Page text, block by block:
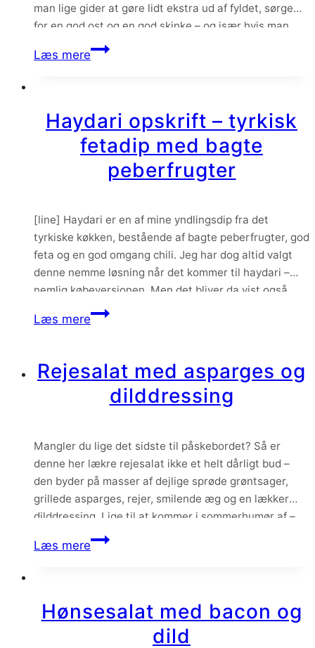
man lige gider at gøre lidt ekstra ud af fyldet, sørge
for en god ost og en god skinke – og især hvis man…
Læs mereHjemmelavet
Haydari opskrift – tyrkisk
fetadip med bagte
peberfrugter
[line] Haydari er en af mine yndlingsdip fra det
tyrkiske køkken, bestående af bagte peberfrugter, god
feta og en god omgang chili. Jeg har dog altid valgt
denne nemme løsning når det kommer til haydari –
nemlig købeversionen. Men det bliver da vist også
sidste gang, for hold nu op hvor er det nemt at…
Læs mereHaydari
tyrkisk
fetadip
peberfrugter
Rejesalat med asparges og
dilddressing
Mangler du lige det sidste til påskebordet? Så er
denne her lækre rejesalat ikke et helt dårligt bud –
den byder på masser af dejlige sprøde grøntsager,
grillede asparges, rejer, smilende æg og en lækker
dilddressing. Lige til at kommer i sommerhumør af –
især når den akkompagneres af et glas koldt hvidvin
og hjemmebagt…
Læs mereRejesalat
dilddressing
Hønsesalat med bacon og
dild